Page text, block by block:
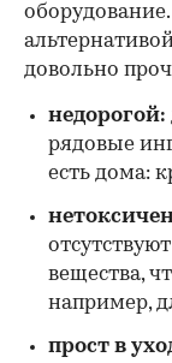
довольно
недорогой:
рядовые
есть дома:
вещества,
например,
прост в